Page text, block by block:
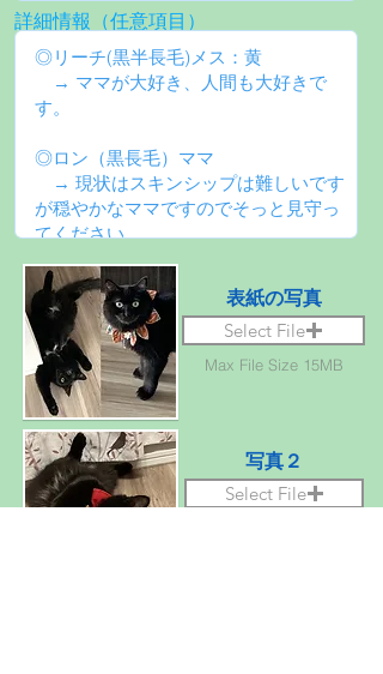
詳細情報（任意項目）
表紙の写真
Select File
Max File Size 15MB
写真２
Select File